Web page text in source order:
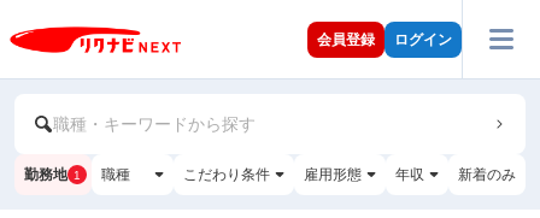
会員登録 ログイン
職種・キーワードから探す
勤務地 1 職種 こだわり条件 雇用形態 年収 新着のみ